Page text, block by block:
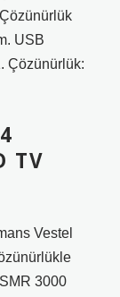
Çözünürlük
USB
Çözünürlük:
TV
Vestel
3000